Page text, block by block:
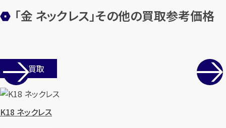
「金 ネックレス」その他の買取参考価格
店舗買取
K18 ネックレス